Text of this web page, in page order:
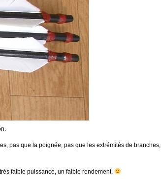
pas que la poignée, pas que les extrémités de branches,
faible puissance, un faible rendement.